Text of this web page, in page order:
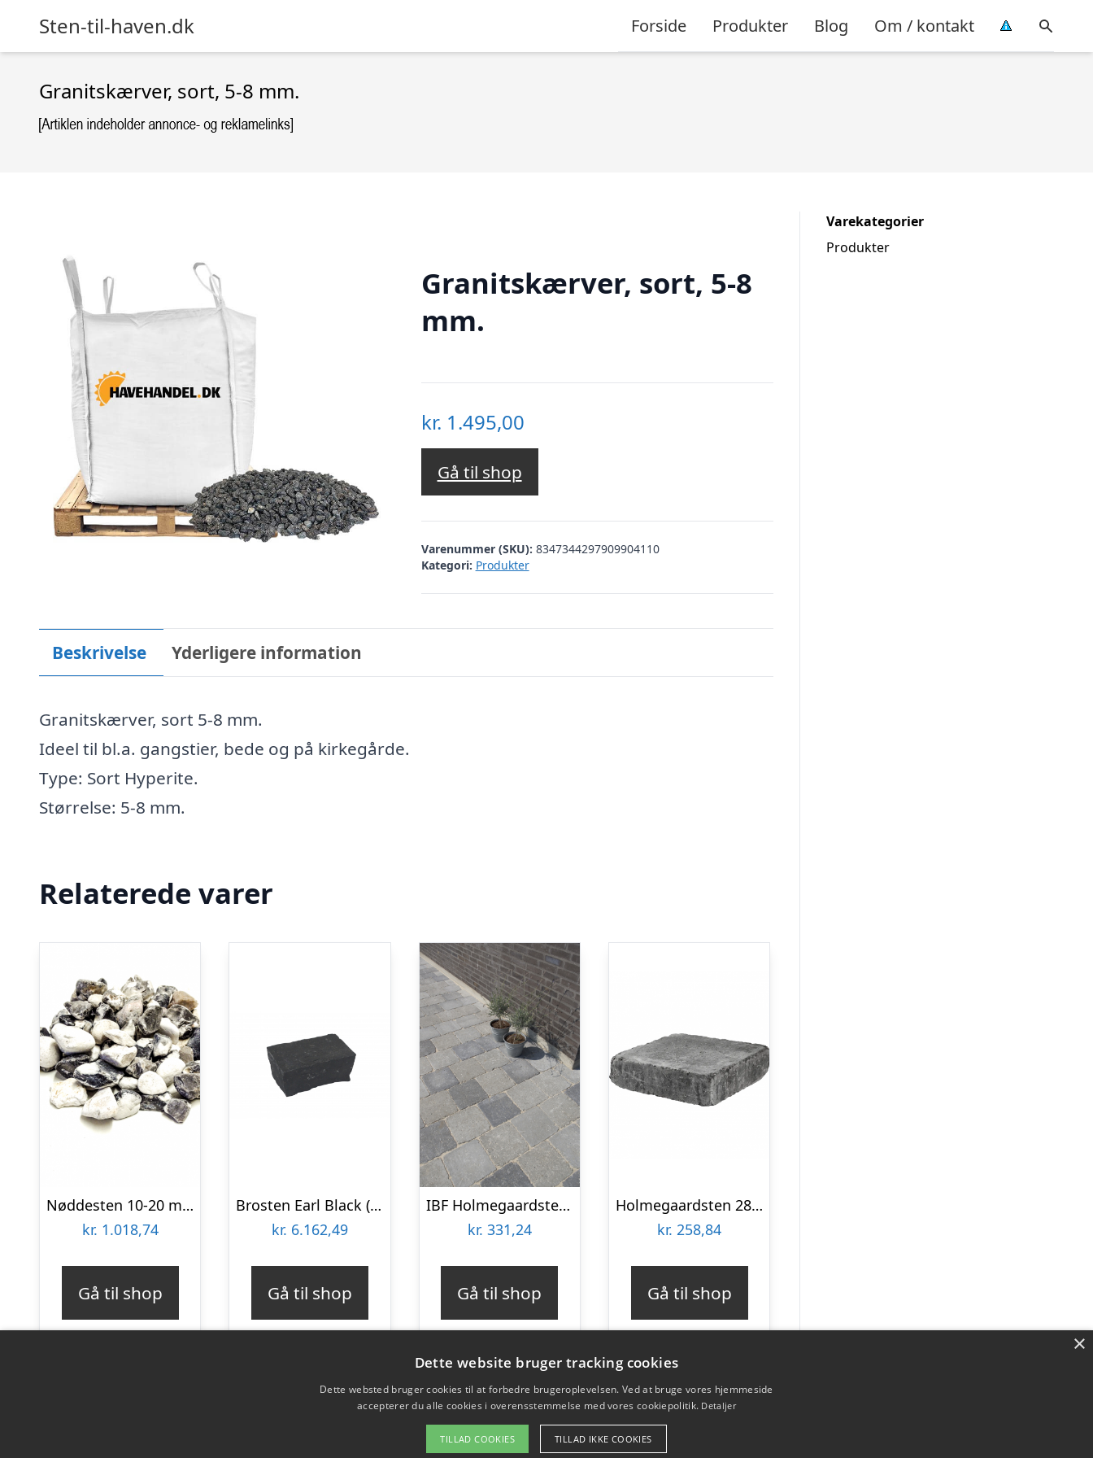
Sten-til-haven.dk Forside Produkter Blog Om / kontakt
Granitskærver, sort, 5-8 mm.
Granitskærver, sort, 5-8
mm.
kr. 1.495,00
Gå til shop
Varenummer (SKU): 8347344297909904110
Kategori: Produkter
Beskrivelse Yderligere information
Granitskærver, sort 5-8 mm.
Ideel til bl.a. gangstier, bede og på kirkegårde.
Type: Sort Hyperite.
Størrelse: 5-8 mm.
Relaterede varer
Nøddesten 10-20 mm – Big Bag 500 kg
kr. 1.018,74
Gå til shop
Brosten Earl Black (Sort) 14 x 21 x 10 cm i kasse m. 130 stk
kr. 6.162,49
Gå til shop
IBF Holmegaardsten 14x14x7 cm Gråmix
kr. 331,24
Gå til shop
Holmegaardsten 28x28x7 cm – Kvadrat stor – Sort/Antracit
kr. 258,84
Gå til shop
Varekategorier
Produkter
×
Dette website bruger tracking cookies
Dette websted bruger cookies til at forbedre brugeroplevelsen. Ved at bruge vores hjemmeside
accepterer du alle cookies i overensstemmelse med vores cookiepolitik. Detaljer
TILLAD COOKIES TILLAD IKKE COOKIES